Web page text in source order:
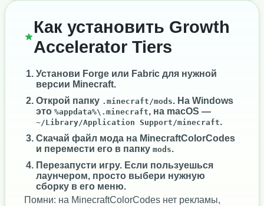
Как установить Growth
Accelerator Tiers
Установи Forge или Fabric для нужной
версии Minecraft.
Открой папку .minecraft/mods. На Windows
это %appdata%\.minecraft, на macOS —
~/Library/Application Support/minecraft.
Скачай файл мода на MinecraftColorCodes
и перемести его в папку mods.
Перезапусти игру. Если пользуешься
лаунчером, просто выбери нужную
сборку в его меню.
Помни: на MinecraftColorCodes нет рекламы,